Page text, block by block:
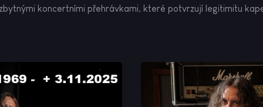
koncertními přehrávkami, které potvrzují legitimitu